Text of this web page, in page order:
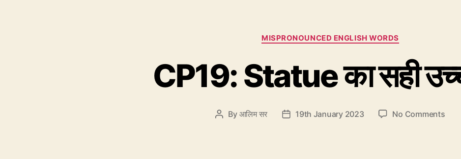
Categories
MISPRONOUNCED ENGLISH WORDS
CP19: Statue का सही
Post
By आलिम सर
Post19th January 2023 No Commentson